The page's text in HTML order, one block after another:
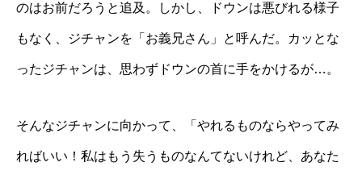
のはお前だろうと追及。しかし、ドウンは悪びれる様子
もなく、ジチャンを「お義兄さん」と呼んだ。カッとな
ったジチャンは、思わずドウンの首に手をかけるが…。
そんなジチャンに向かって、「やれるものならやってみ
ればいい！私はもう失うものなんてないけれど、あなた